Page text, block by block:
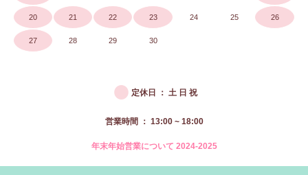
20 21 22 23 24 25 26
27 28 29 30
● 定休日 ： 土 日 祝
営業時間 ： 13:00 ~ 18:00
年末年始営業について 2024-2025